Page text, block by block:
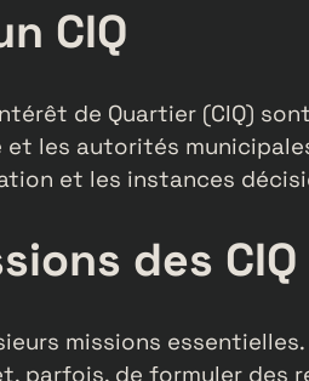
CIQ
de Quartier (CIQ)
et les autorités
et les instances
des CIQ
missions
parfois, de formuler des